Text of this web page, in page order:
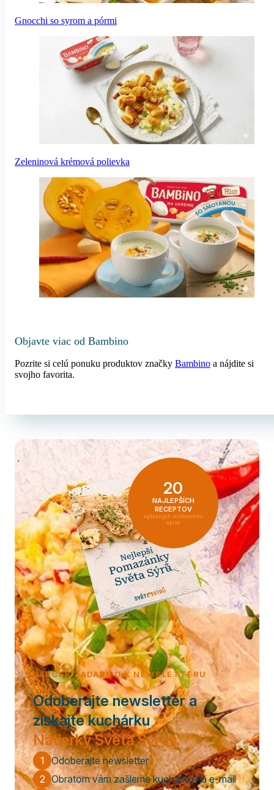
Gnocchi so syrom a pórmi
Zeleninová krémová polievka
Objavte viac od Bambino
Pozrite si celú ponuku produktov značky Bambino a nájdite si
svojho favorita.
20
NAJLEPŠÍCH
RECEPTOV
vybraných milovníkmi
syrov
DARČEK ZADARMO K NEWSLETTERU
Odoberajte newsletter a
získajte kuchárku
Nátierky Sveta Syrov.
1 Odoberajte newsletter
2 Obratom vám zašleme kuchárku na e-mail